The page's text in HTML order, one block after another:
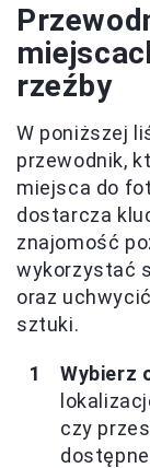
rzeźby
W poniższej
przewodnik,
miejsca do
dostarcza
znajomość
wykorzystać
oraz
sztuki.
Wybierz
czy